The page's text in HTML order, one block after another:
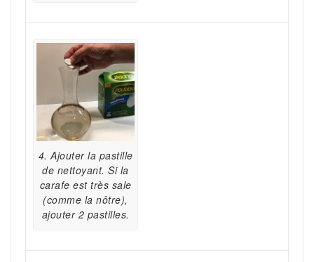
4. Ajouter la pastille
de nettoyant. Si la
carafe est très sale
(comme la nôtre),
ajouter 2 pastilles.